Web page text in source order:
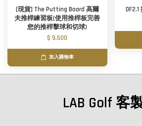
[現貨] The Putting Board 高爾
夫推桿練習板(使用推桿板完善
您的推桿擊球和切球)
$ 9,500
加入購物車
LAB Golf 客